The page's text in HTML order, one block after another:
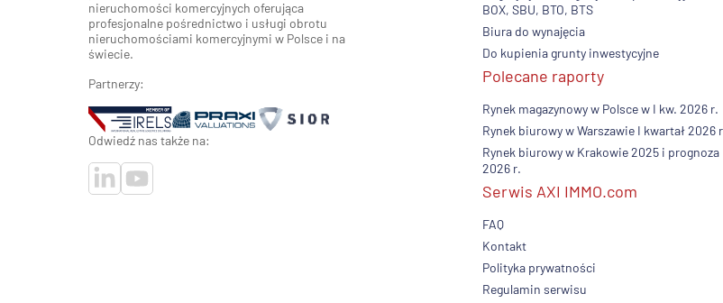
nieruchomości komercyjnych oferująca
profesjonalne pośrednictwo i usługi obrotu
nieruchomościami komercyjnymi w Polsce i na
świecie.
Partnerzy:
Odwiedź nas także na:
BOX, SBU, BTO, BTS
Biura do wynajęcia
Do kupienia grunty inwestycyjne
Polecane raporty
Rynek magazynowy w Polsce w I kw. 2026 r.
Rynek biurowy w Warszawie I kwartał 2026
Rynek biurowy w Krakowie 2025 i prognoza
2026 r.
Serwis AXI IMMO.com
FAQ
Kontakt
Polityka prywatności
Regulamin serwisu